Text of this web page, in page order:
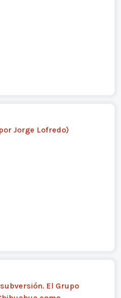
Jorge Lofredo)
El Grupo